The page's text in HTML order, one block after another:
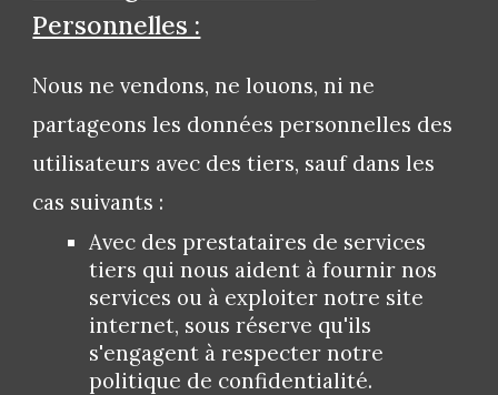
Personnelles :
Nous ne vendons, ne louons, ni ne
partageons les données personnelles des
utilisateurs avec des tiers, sauf dans les
cas suivants :
Avec des prestataires de services
tiers qui nous aident à fournir nos
services ou à exploiter notre site
internet, sous réserve qu'ils
s'engagent à respecter notre
politique de confidentialité.